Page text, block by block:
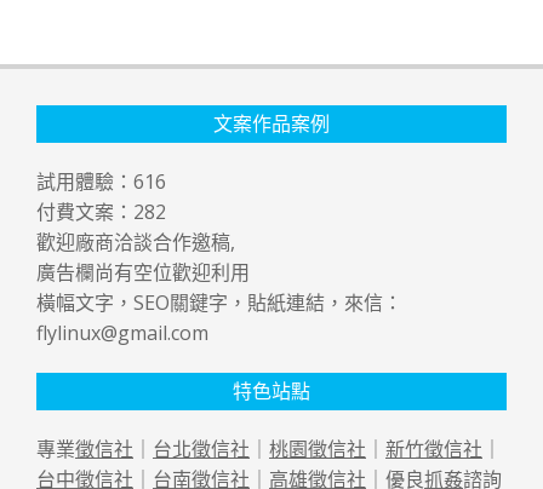
文案作品案例
試用體驗： 616
付費文案： 282
歡迎廠商洽談合作邀稿,
廣告欄尚有空位歡迎利用
橫幅文字，SEO關鍵字，貼紙連結，來信：
flylinux@gmail.com
特色站點
專業徵信社 ｜ 台北徵信社 ｜ 桃園徵信社 ｜ 新竹徵信社 ｜
台中徵信社 ｜ 台南徵信社 ｜ 高雄徵信社 ｜優良抓姦諮詢